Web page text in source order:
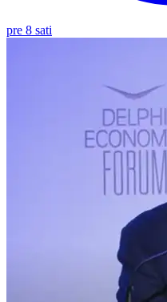
pre 8 sati